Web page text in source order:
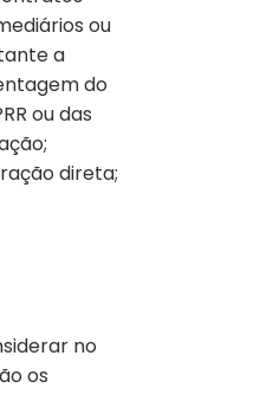
ou
a
do
ou das
direta;
no
os